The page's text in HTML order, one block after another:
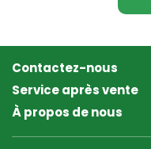
Contactez-nous
Service après vente
À propos de nous